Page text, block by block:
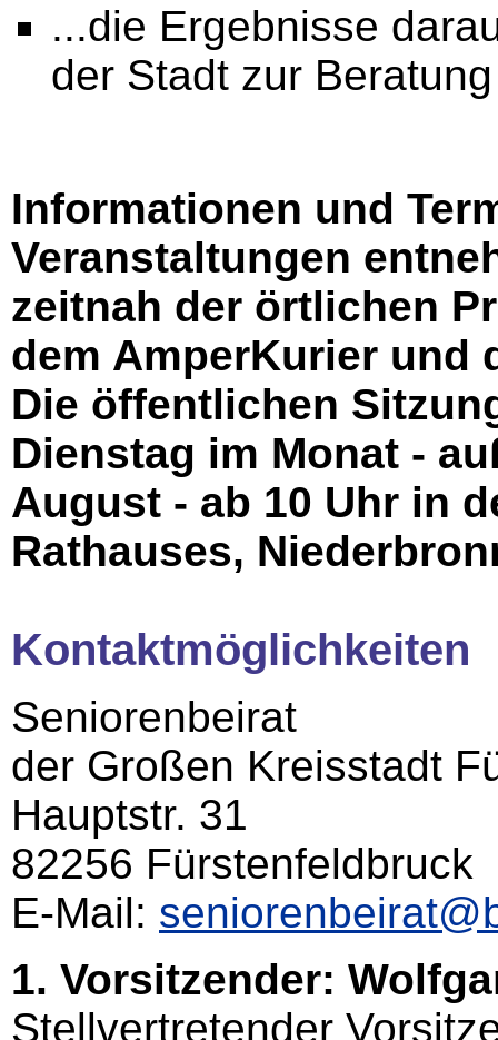
...die Ergebnisse
der Stadt zur
Informationen und
Veranstaltungen
zeitnah der örtlichen
dem AmperKurier und
Die öffentlichen
Dienstag im Monat -
August - ab 10 Uhr in
Rathauses,
Kontaktmöglichkeiten
Seniorenbeirat
der Großen Kreisstadt
Hauptstr. 31
82256 Fürstenfeldbruck
E-Mail:
1. Vorsitzender:
Stellvertretender